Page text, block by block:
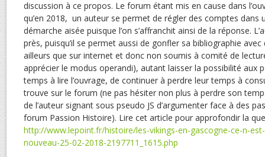
discussion à ce propos. Le forum étant mis en cause dans
qu’en 2018, un auteur se permet de régler des comptes dans
démarche aisée puisque l’on s’affranchit ainsi de la réponse.
près, puisqu’il se permet aussi de gonfler sa bibliographie
ailleurs que sur internet et donc non soumis à comité de
apprécier le modus operandi), autant laisser la possibilité aux
temps à lire l’ouvrage, de continuer à perdre leur temps à
trouve sur le forum (ne pas hésiter non plus à perdre son
de l’auteur signant sous pseudo JS d’argumenter face à des
forum Passion Histoire). Lire cet article pour approfondir la
http://www.lepoint.fr/histoire/les-vikings-en-gascogne-ce-n-
nouveau-25-02-2018-2197711_1615.php